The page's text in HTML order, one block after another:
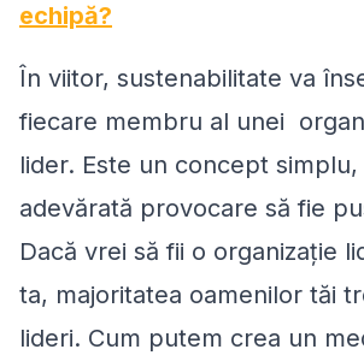
echipă?
În viitor, sustenabilitate va
fiecare membru al unei
lider. Este un concept
adevărată provocare să fie
Dacă vrei să fii o organizație
ta, majoritatea oamenilor tăi
lideri. Cum putem crea un